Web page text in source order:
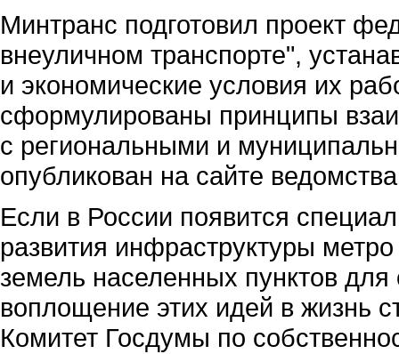
Минтранс подготовил проект
внеуличном транспорте",
и экономические условия их
сформулированы принципы
с региональными и
опубликован на сайте
Если в России появится
развития инфраструктуры
земель населенных пунктов для
воплощение этих идей в жизнь
Комитет Госдумы по